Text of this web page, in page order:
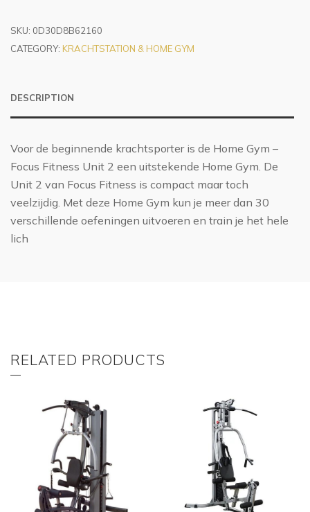
SKU: 0D30D8B62160
CATEGORY: KRACHTSTATION & HOME GYM
DESCRIPTION
Voor de beginnende krachtsporter is de Home Gym –
Focus Fitness Unit 2 een uitstekende Home Gym. De
Unit 2 van Focus Fitness is compact maar toch
veelzijdig. Met deze Home Gym kun je meer dan 30
verschillende oefeningen uitvoeren en train je het hele
lich
RELATED PRODUCTS